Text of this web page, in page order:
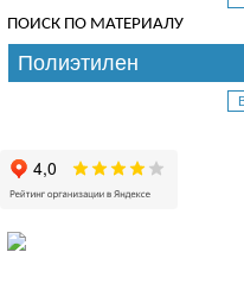
ПОИСК ПО МАТЕРИАЛУ